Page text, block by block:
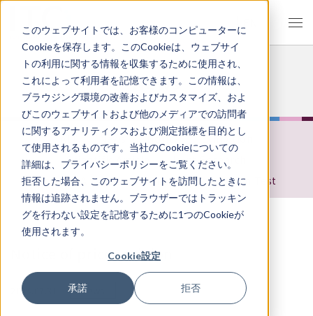
このウェブサイトでは、お客様のコンピューターに
Cookieを保存します。このCookieは、ウェブサイ
トの利用に関する情報を収集するために使用され、
これによって利用者を記憶できます。この情報は、
ブラウジング環境の改善およびカスタマイズ、およ
びこのウェブサイトおよび他のメディアでの訪問者
に関するアナリティクスおよび測定指標を目的とし
て使用されるものです。当社のCookieについての
詳細は、プライバシーポリシーをご覧ください。
拒否した場合、このウェブサイトを訪問したときに
情報は追跡されません。ブラウザーではトラッキン
グを行わない設定を記憶するために1つのCookieが
使用されます。
Cookie設定
承諾 拒否
JP
News
ALL News Notice
Exhibition
Scientific Article
Joint Research
Material Analysis
Reliability Evaluation Test
Notice of price revision
2024.07.31 News